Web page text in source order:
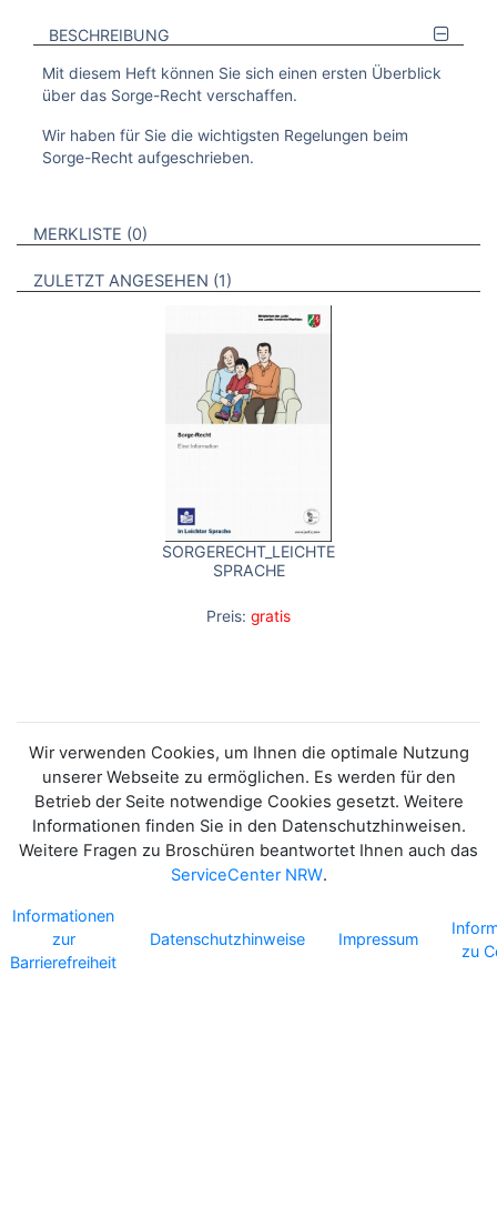
BESCHREIBUNG
Mit diesem Heft können Sie sich einen ersten Überblick
über das Sorge-Recht verschaffen.
Wir haben für Sie die wichtigsten Regelungen beim
Sorge-Recht aufgeschrieben.
VERWEISE AUF VERMERKTE- ODER ZULETZT ANGESEHENE
MERKLISTE 0 BROSCHÜREN
ZULETZT ANGESEHEN 1 BROSCHÜREN
SORGERECHT_LEICHTE
SPRACHE
Preis: gratis
Wir verwenden Cookies, um Ihnen die optimale Nutzung
unserer Webseite zu ermöglichen. Es werden für den
Betrieb der Seite notwendige Cookies gesetzt. Weitere
Informationen finden Sie in den Datenschutzhinweisen.
Weitere Fragen zu Broschüren beantwortet Ihnen auch das
ServiceCenter NRW.
Informationen
zur
Barrierefreiheit
Datenschutzhinweise Impressum
zu